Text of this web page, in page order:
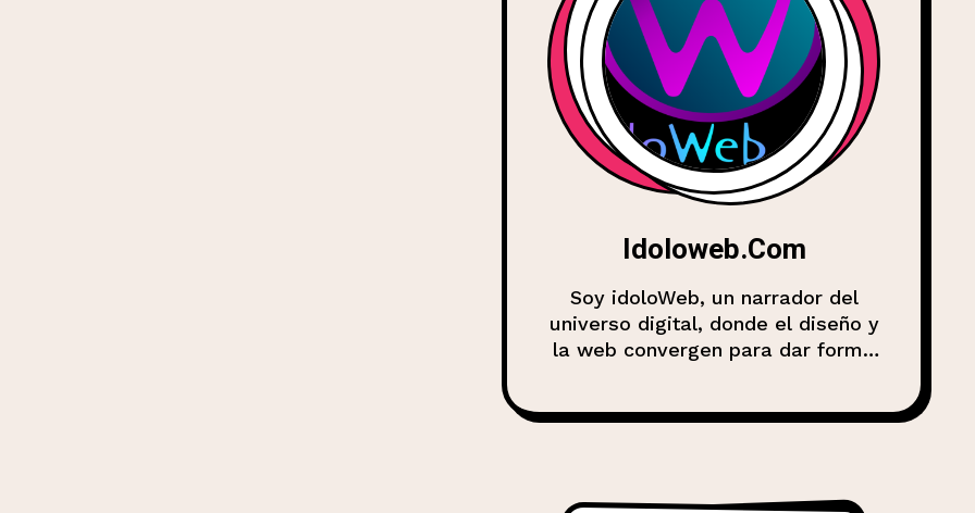
Idoloweb.com
Soy idoloWeb, un narrador del
universo digital, donde el diseño y
la web convergen para dar forma
compartir conocimiento, analizar
interacción y conectividad. Desde